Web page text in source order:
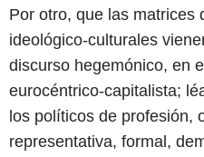
Por otro, que las matrices
ideológico-culturales
discurso hegemónico, en
eurocéntrico-capitalista;
los políticos de
representativa, formal,